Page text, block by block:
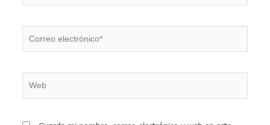
electrónico*